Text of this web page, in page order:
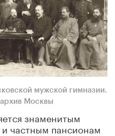
мужской гимназии.
Москвы
знаменитым
частным пансионам